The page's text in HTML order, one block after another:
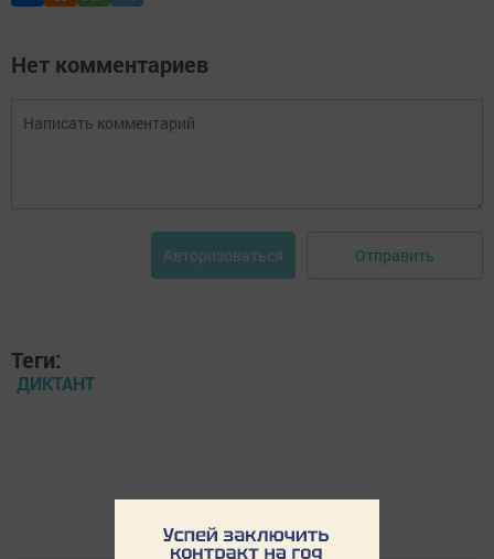
Нет комментариев
Авторизоваться Отправить
Теги:
ДИКТАНТ